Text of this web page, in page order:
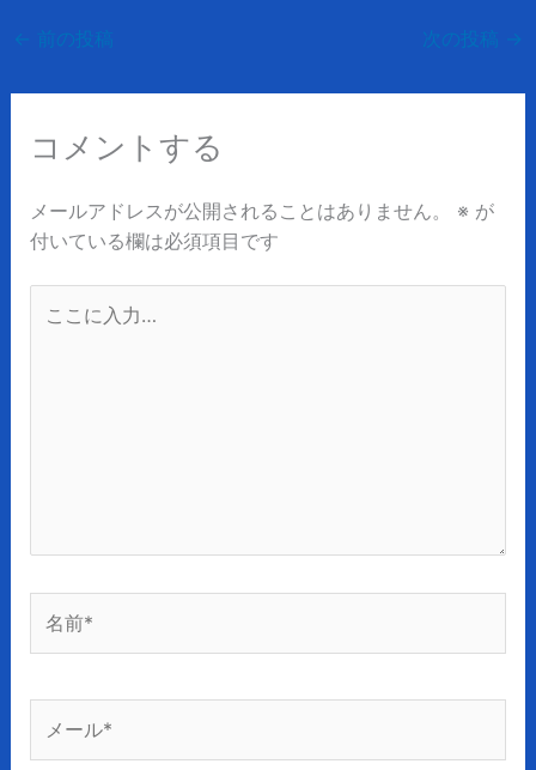
← 前の投稿 次の投稿 →
コメントする
メールアドレスが公開されることはありません。 ※ が
付いている欄は必須項目です
前